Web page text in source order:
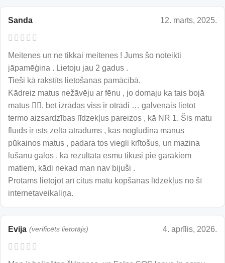
Sanda 12. marts, 2025.
Meitenes un ne tikkai meitenes ! Jums šo noteikti
jāpamēģina . Lietoju jau 2 gadus .
Tieši kā rakstīts lietošanas pamācībā.
Kādreiz matus nežāvēju ar fēnu , jo domaju ka tais bojā
matus 🤦‍♀️, bet izrādas viss ir otrādi … galvenais lietot
termo aizsardzības līdzekļus pareizos , kā NR 1. Šis matu
fluīds ir īsts zelta atradums , kas nogludina manus
pūkainos matus , padara tos viegli krītošus, un mazina
lūšanu galos , kā rezultāta esmu tikusi pie garākiem
matiem, kādi nekad man nav bijuši .
Protams lietojot arī citus matu kopšanas līdzekļus no šī
internetaveikaliņa.
Evija (verificēts lietotājs) 4. aprīlis, 2026.